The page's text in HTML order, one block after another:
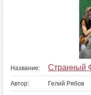
Название: Странный
Автор: Гелий Рябов